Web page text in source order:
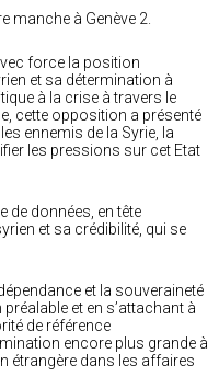
manche à Genève 2.
force la position
et sa détermination à
à la crise à travers le
cette opposition a présenté
ennemis de la Syrie, la
les pressions sur cet Etat
de données, en tête
et sa crédibilité, qui se
et la souveraineté
et en s’attachant à
de référence
encore plus grande à
étrangère dans les affaires